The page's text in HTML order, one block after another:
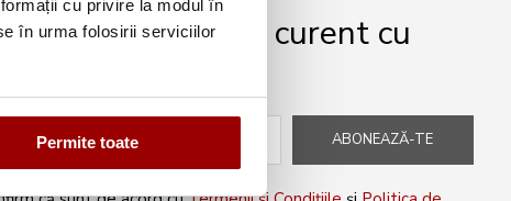
cu privire la modul în
în urma folosirii serviciilor
Permite toate
și fii mereu la curent cu
ABONEAZĂ-TE